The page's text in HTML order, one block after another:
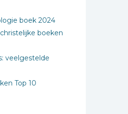
boek 2024
boeken
veelgestelde
Top 10